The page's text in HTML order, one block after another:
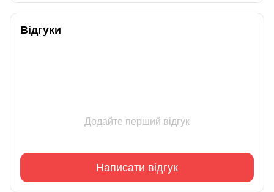
Відгуки
Додайте перший відгук
Написати відгук